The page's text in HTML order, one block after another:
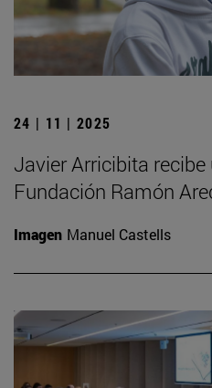
24 | 11 | 2025
Javier Arricibita recibe
Fundación Ramón
Imagen Manuel Castells